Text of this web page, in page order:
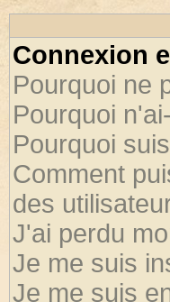
Connexion
Pourquoi ne
Pourquoi
Pourquoi
Comment
des
J'ai perdu
Je me suis
Je me suis